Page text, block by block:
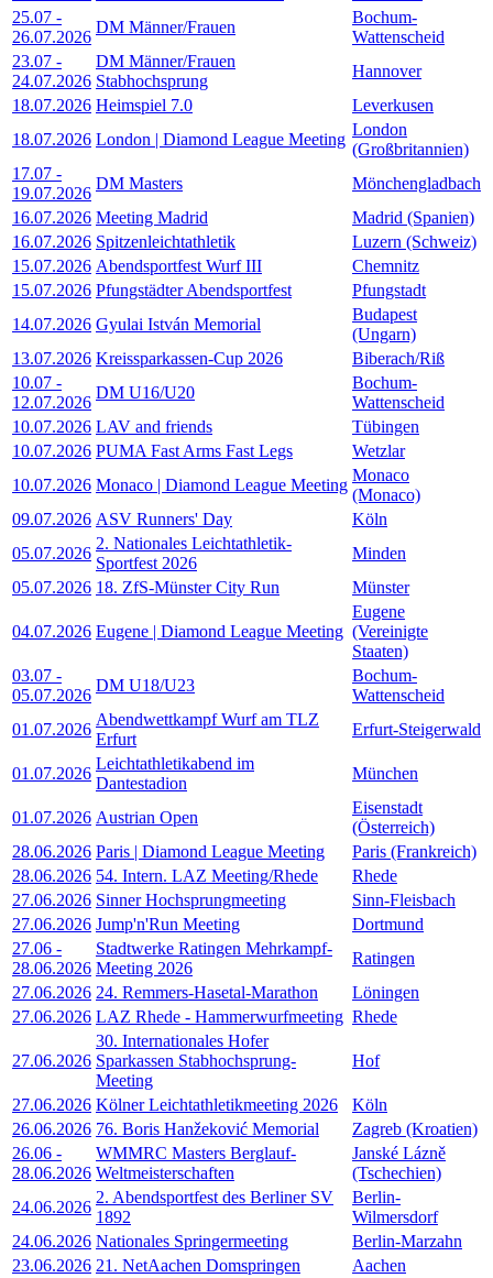
25.07 -
26.07.2026
DM Männer/Frauen
Bochum-
Wattenscheid
23.07 -
24.07.2026
DM Männer/Frauen
Stabhochsprung
Hannover
18.07.2026 Heimspiel 7.0
Leverkusen
18.07.2026 London | Diamond League Meeting
London
(Großbritannien)
17.07 -
19.07.2026
DM Masters
Mönchengladbach
16.07.2026 Meeting Madrid
Madrid (Spanien)
16.07.2026 Spitzenleichtathletik
Luzern (Schweiz)
15.07.2026 Abendsportfest Wurf III
Chemnitz
15.07.2026 Pfungstädter Abendsportfest
Pfungstadt
14.07.2026 Gyulai István Memorial
Budapest
(Ungarn)
13.07.2026 Kreissparkassen-Cup 2026
Biberach/Riß
10.07 -
12.07.2026
DM U16/U20
Bochum-
Wattenscheid
10.07.2026 LAV and friends
Tübingen
10.07.2026 PUMA Fast Arms Fast Legs
Wetzlar
10.07.2026 Monaco | Diamond League Meeting
Monaco
(Monaco)
09.07.2026 ASV Runners' Day
Köln
05.07.2026
2. Nationales Leichtathletik-
Sportfest 2026
Minden
05.07.2026 18. ZfS-Münster City Run Münster
04.07.2026 Eugene | Diamond League Meeting
Eugene
(Vereinigte
Staaten)
03.07 -
05.07.2026
DM U18/U23
Bochum-
Wattenscheid
01.07.2026
Abendwettkampf Wurf am TLZ
Erfurt
Erfurt-Steigerwald
01.07.2026
Leichtathletikabend im
Dantestadion
München
01.07.2026 Austrian Open
Eisenstadt
(Österreich)
28.06.2026 Paris | Diamond League Meeting
Paris (Frankreich)
28.06.2026 54. Intern. LAZ Meeting/Rhede
Rhede
27.06.2026 Sinner Hochsprungmeeting
Sinn-Fleisbach
27.06.2026 Jump'n'Run Meeting
Dortmund
27.06 -
28.06.2026
Stadtwerke Ratingen Mehrkampf-
Meeting 2026
Ratingen
27.06.2026 24. Remmers-Hasetal-Marathon
Löningen
27.06.2026 LAZ Rhede - Hammerwurfmeeting Rhede
27.06.2026
30. Internationales Hofer
Sparkassen Stabhochsprung-
Meeting
Hof
27.06.2026 Kölner Leichtathletikmeeting 2026
Köln
26.06.2026 76. Boris Hanžeković Memorial
Zagreb (Kroatien)
26.06 -
28.06.2026
WMMRC Masters Berglauf-
Weltmeisterschaften
Janské Lázně
(Tschechien)
24.06.2026
2. Abendsportfest des Berliner SV
1892
Berlin-
Wilmersdorf
24.06.2026 Nationales Springermeeting
Berlin-Marzahn
23.06.2026 21. NetAachen Domspringen
Aachen